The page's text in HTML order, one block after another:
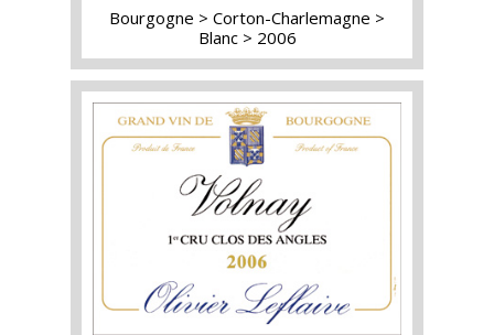
Bourgogne
Corton-Charlemagne
Blanc
2006